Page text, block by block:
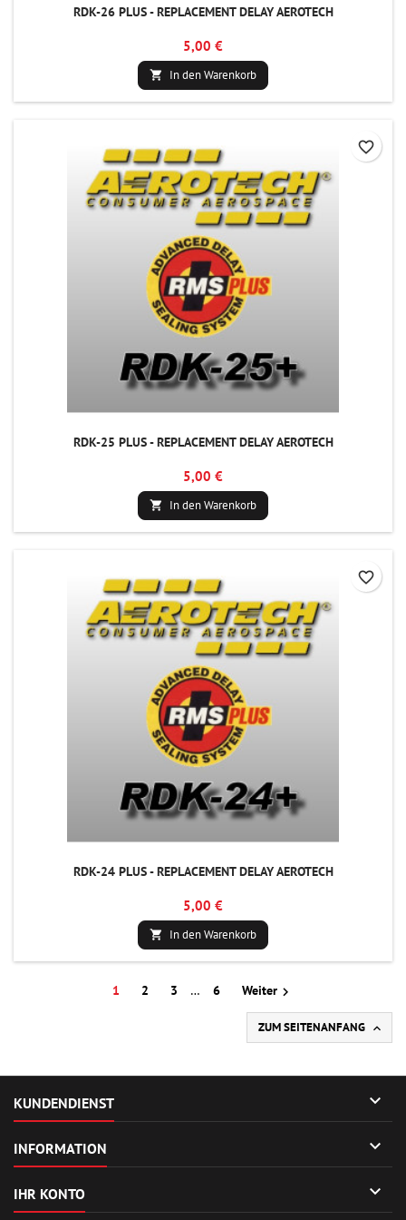
RDK-26 PLUS - REPLACEMENT DELAY AEROTECH
5,00 €
 In den Warenkorb
RDK-25 PLUS - REPLACEMENT DELAY AEROTECH
5,00 €
 In den Warenkorb
favorite_border
RDK-24 PLUS - REPLACEMENT DELAY AEROTECH
5,00 €
 In den Warenkorb
favorite_border
1 2 3 … 6 Weiter 
ZUM SEITENANFANG 
KUNDENDIENST 
INFORMATION 
IHR KONTO 